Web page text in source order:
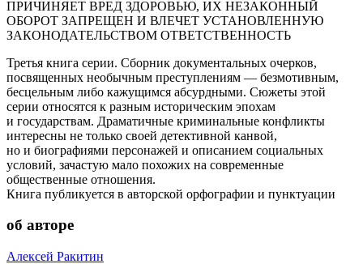
ПРИЧИНЯЕТ ВРЕД ЗДОРОВЬЮ, ИХ НЕЗАКОННЫЙ
ОБОРОТ ЗАПРЕЩЕН И ВЛЕЧЕТ УСТАНОВЛЕННУЮ
ЗАКОНОДАТЕЛЬСТВОМ ОТВЕТСТВЕННОСТЬ
Третья книга серии. Сборник документальных очерков,
посвященных необычным преступлениям — безмотивным,
бесцельным либо кажущимся абсурдными. Сюжеты этой
серии относятся к разным историческим эпохам
и государствам. Драматичные криминальные конфликты
интересны не только своей детективной канвой,
но и биографиями персонажей и описанием социальных
условий, зачастую мало похожих на современные
общественные отношения.
Книга публикуется в авторской орфографии и пунктуации
об авторе
Алексей Ракитин